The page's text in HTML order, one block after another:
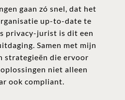
gaan zó snel, dat het
up-to-date te
privacy-jurist is dit een
Samen met mijn
strategieën die ervoor
niet alleen
ook compliant.